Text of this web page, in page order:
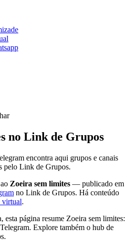
no Link de Grupos
encontra aqui grupos e canais
pelo Link de Grupos.
Zoeira sem limites — publicado em
no Link de Grupos. Há conteúdo
virtual.
esta página resume Zoeira sem limites:
Explore também o hub de